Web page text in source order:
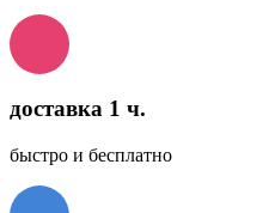
доставка 1 ч.
быстро и бесплатно